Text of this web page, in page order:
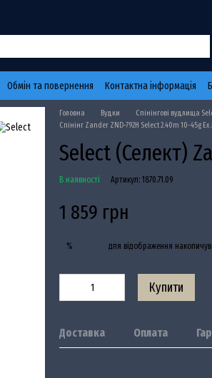
Обмін та повернення Контактна інформація
Головна Вудки Спінінгові вудлища
Спінінг Zander ZND-792H Select 2.40m 10-45g
Select (Селект)
В наявності Артикул: 1870.71.09
1 859 грн
% для відображення
Купити
Доставка Оплата